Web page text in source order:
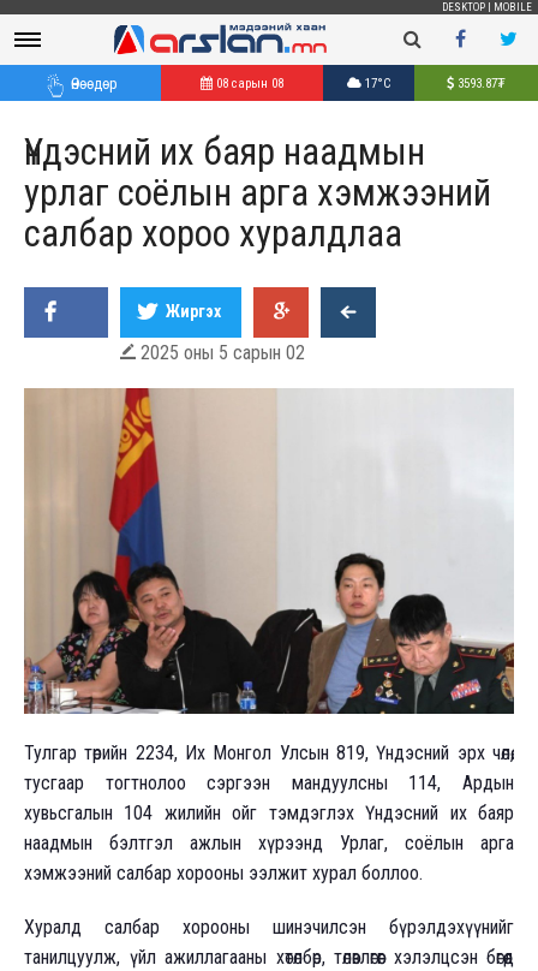
DESKTOP MOBILE
Өнөөдөр 08 сарын 08 17°C 3593.87₮
Үндэсний их баяр наадмын
урлаг соёлын арга хэмжээний
салбар хороо хуралдлаа
Жиргэх
 2025 оны 5 сарын 02
Тулгар төрийн 2234, Их Монгол Улсын 819, Үндэсний эрх чөлөө,
тусгаар тогтнолоо сэргээн мандуулсны 114, Ардын
хувьсгалын 104 жилийн ойг тэмдэглэх Үндэсний их баяр
наадмын бэлтгэл ажлын хүрээнд Урлаг, соёлын арга
хэмжээний салбар хорооны ээлжит хурал боллоо.
Хуралд салбар хорооны шинэчилсэн бүрэлдэхүүнийг
танилцуулж, үйл ажиллагааны хөтөлбөр, төлөвлөгөөг хэлэлцсэн бөгөөд